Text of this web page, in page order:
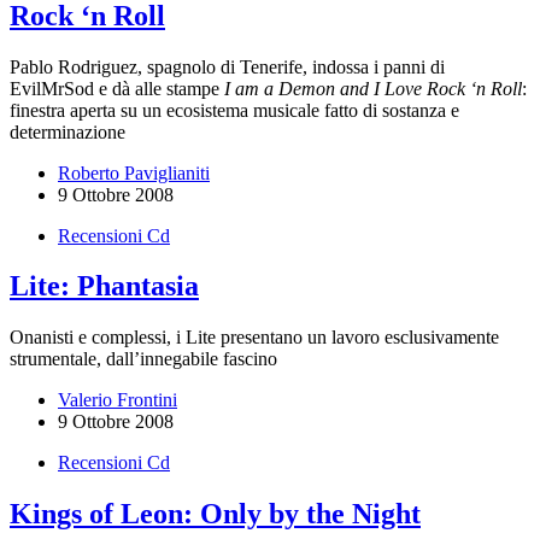
Rock ‘n Roll
Pablo Rodriguez, spagnolo di Tenerife, indossa i panni di
EvilMrSod e dà alle stampe I am a Demon and I Love Rock ‘n Roll:
finestra aperta su un ecosistema musicale fatto di sostanza e
determinazione
Roberto Paviglianiti
9 Ottobre 2008
Recensioni Cd
Lite: Phantasia
Onanisti e complessi, i Lite presentano un lavoro esclusivamente
strumentale, dall’innegabile fascino
Valerio Frontini
9 Ottobre 2008
Recensioni Cd
Kings of Leon: Only by the Night